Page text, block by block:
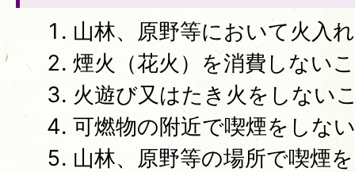
山林、原野等において火入
煙火（花火）を消費しない
火遊び又はたき火をしない
可燃物の附近で喫煙をしな
山林、原野等の場所で喫煙